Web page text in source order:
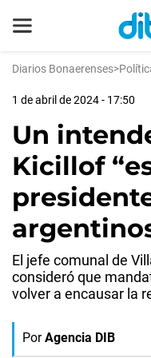
Diarios Bonaerenses>
1 de abril de 2024 - 17:50
Un
Kicillof
El jefe comunal de
consideró que
volver a encausar la
Por Agencia DIB